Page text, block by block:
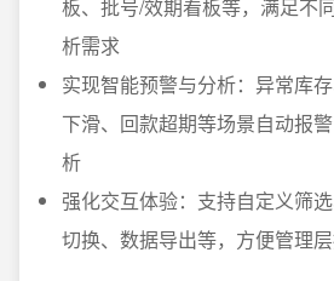
板、批号/效期看板等，满足不
析需求
实现智能预警与分析：异常库
下滑、回款超期等场景自动报
析
强化交互体验：支持自定义筛
切换、数据导出等，方便管理